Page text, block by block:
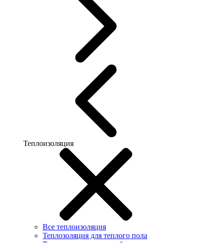
Теплоизоляция
Все теплоизоляция
Теплозоляция для теплого пола